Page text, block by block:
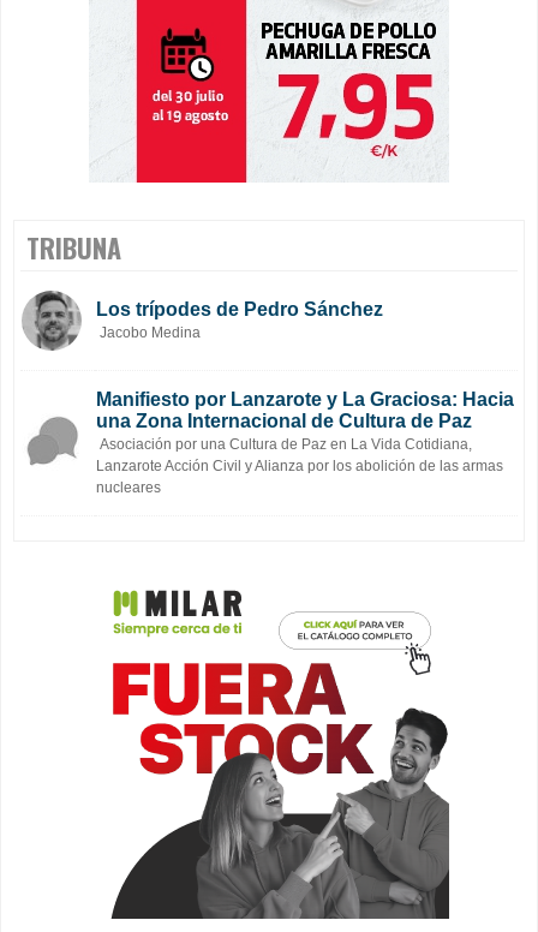
TRIBUNA
Los trípodes de Pedro Sánchez
Jacobo Medina
Manifiesto por Lanzarote y La Graciosa: Hacia
una Zona Internacional de Cultura de Paz
Asociación por una Cultura de Paz en La Vida Cotidiana,
Lanzarote Acción Civil y Alianza por los abolición de las armas
nucleares